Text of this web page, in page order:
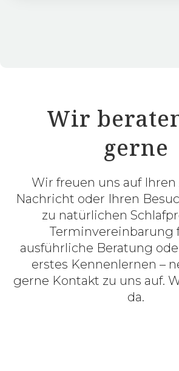
Wir
gerne
Wir freuen uns auf Ihren
Nachricht oder Ihren
zu natürlichen
Terminvereinbarung
ausführliche Beratung
erstes Kennenlernen –
gerne Kontakt zu uns auf.
da.